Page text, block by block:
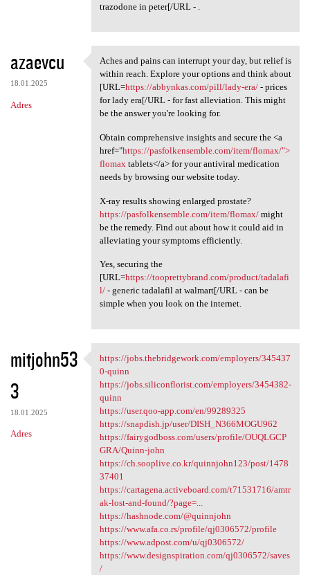
trazodone in peter[/URL - .
azaevcu
18.01.2025
Adres
Aches and pains can interrupt
Aches and pains can interrupt your day, but relief is
within reach. Explore your options and think about
[URL=https://abbynkas.com/pill/lady-era/- prices
for lady era[/URL - for fast alleviation. This might
be the answer you're looking for.
Obtain comprehensive insights and secure the <a
href="https://pasfolkensemble.com/item/flomax/">
flomaxtablets</a> for your antiviral medication
needs by browsing our website today.
X-ray results showing enlarged prostate?
https://pasfolkensemble.com/item/flomax/might
be the remedy. Find out about how it could aid in
alleviating your symptoms efficiently.
Yes, securing the
[URL=https://tooprettybrand.com/product/tadalafi
l/- generic tadalafil at walmart[/URL - can be
simple when you look on the internet.
mitjohn53
3
18.01.2025
Adres
https://jobs.thebridgework
https://jobs.thebridgework.com/employers/345437
0-quinn
https://jobs.siliconflorist.com/employers/3454382-
quinn
https://user.qoo-app.com/en/99289325
https://snapdish.jp/user/DISH_N366MOGU962
https://fairygodboss.com/users/profile/OUQLGCP
GRA/Quinn-john
https://ch.sooplive.co.kr/quinnjohn123/post/1478
37401
https://cartagena.activeboard.com/t71531716/amtr
ak-lost-and-found/?page=...
https://hashnode.com/@quinnjohn
https://www.afa.co.rs/profile/qj0306572/profile
https://www.adpost.com/u/qj0306572/
https://www.designspiration.com/qj0306572/saves
/